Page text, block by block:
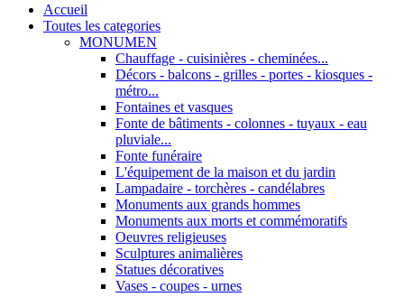
Accueil
Toutes les categories
MONUMEN
Chauffage - cuisinières - cheminées...
Décors - balcons - grilles - portes - kiosques -
métro...
Fontaines et vasques
Fonte de bâtiments - colonnes - tuyaux - eau
pluviale...
Fonte funéraire
L'équipement de la maison et du jardin
Lampadaire - torchères - candélabres
Monuments aux grands hommes
Monuments aux morts et commémoratifs
Oeuvres religieuses
Sculptures animalières
Statues décoratives
Vases - coupes - urnes